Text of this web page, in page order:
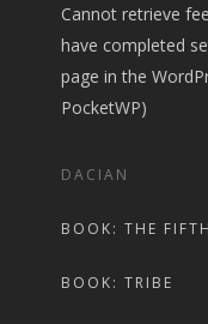
Cannot retrieve
have completed
page in the
PocketWP)
DACIAN
BOOK: THE
BOOK: TRIBE